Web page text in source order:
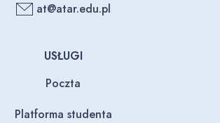
at@atar.edu.pl
USŁUGI
Poczta
Platforma studenta